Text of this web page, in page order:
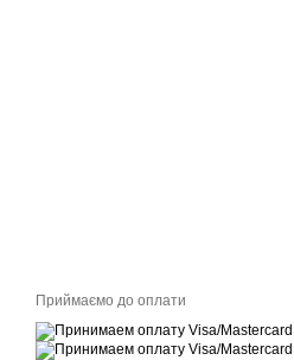
Приймаємо до оплати